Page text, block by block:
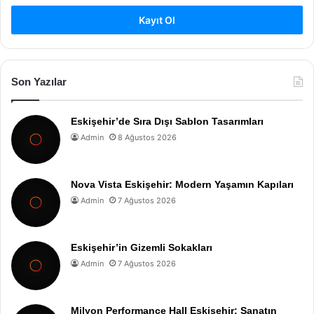
Kayıt Ol
Son Yazılar
Eskişehir’de Sıra Dışı Sablon Tasarımları
Admin 8 Ağustos 2026
Nova Vista Eskişehir: Modern Yaşamın Kapıları
Admin 7 Ağustos 2026
Eskişehir’in Gizemli Sokakları
Admin 7 Ağustos 2026
Milyon Performance Hall Eskişehir: Sanatın